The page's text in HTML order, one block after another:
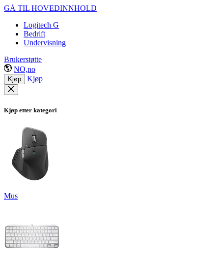
GÅ TIL HOVEDINNHOLD
Logitech G
Bedrift
Undervisning
Brukerstøtte
NO,no
Kjøp Kjøp
Kjøp etter kategori
Mus